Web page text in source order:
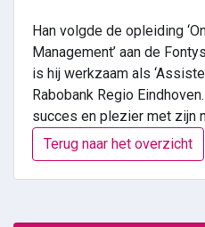
Han volgde de opleiding
Management’ aan de
is hij werkzaam als
Rabobank Regio
succes en plezier met zijn
Terug naar het overzicht